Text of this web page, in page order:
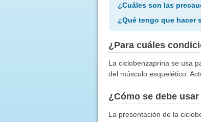
¿Cuáles son las
¿Qué tengo que hacer
¿Para cuáles
La ciclobenzaprina se usa
del músculo esquelético.
¿Cómo se debe
La presentación de la